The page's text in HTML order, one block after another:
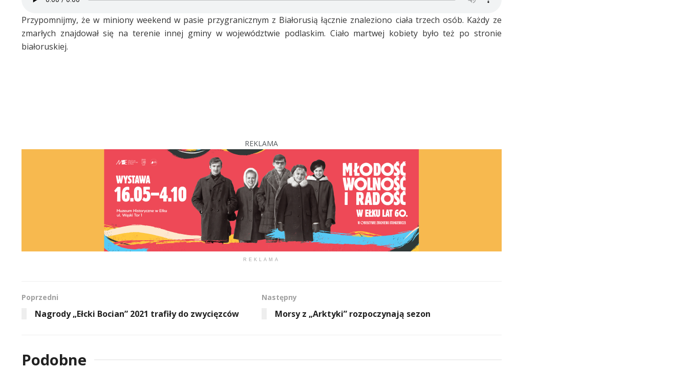
Przypomnijmy, że w miniony weekend w pasie przygranicznym z Białorusią łącznie znaleziono ciała trzech osób. Każdy ze
zmarłych znajdował się na terenie innej gminy w województwie podlaskim. Ciało martwej kobiety było też po stronie
białoruskiej.
REKLAMA
REKLAMA
Poprzedni
Nagrody „Ełcki Bocian” 2021 trafiły do zwycięzców
Następny
Morsy z „Arktyki” rozpoczynają sezon
Podobne